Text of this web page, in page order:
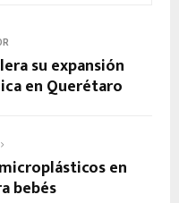
su expansión
en Querétaro
en
bebés